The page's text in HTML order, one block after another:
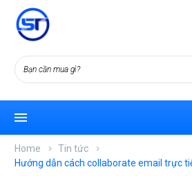
Home
Tin tức
Hướng dẫn cách collaborate email trực